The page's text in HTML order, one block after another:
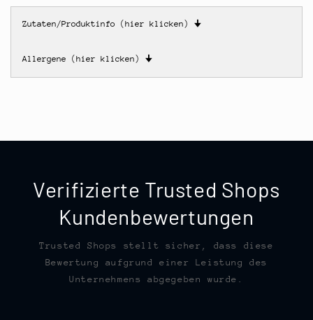
Zutaten/Produktinfo (hier klicken) 🠋
Allergene (hier klicken) 🠋
Verifizierte Trusted Shops
Kundenbewertungen
Trusted Shops stellt sicher, dass diese
Bewertung aufgrund einer Leistung des
Unternehmens abgegeben wurde.